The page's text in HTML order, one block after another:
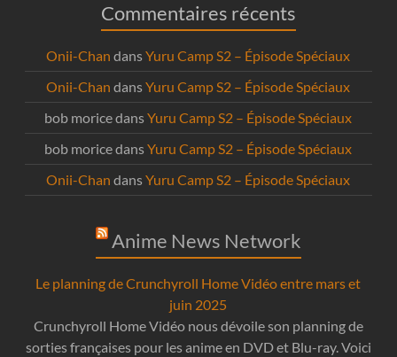
Commentaires récents
Onii-Chan dansYuru Camp S2 – Épisode Spéciaux
Onii-Chan dansYuru Camp S2 – Épisode Spéciaux
bob moricedansYuru Camp S2 – Épisode Spéciaux
bob moricedansYuru Camp S2 – Épisode Spéciaux
Onii-Chan dansYuru Camp S2 – Épisode Spéciaux
Anime News Network
Le planning de Crunchyroll Home Vidéo entre mars et
juin 2025
Crunchyroll Home Vidéo nous dévoile son planning de
sorties françaises pour les anime en DVD et Blu-ray. Voici